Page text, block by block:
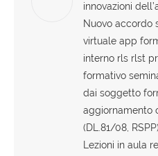
innovazioni
Nuovo accordo
virtuale app
interno rls rlst
formativo
dai soggetto
aggiornamento
(DL.81/08,
Lezioni in aula